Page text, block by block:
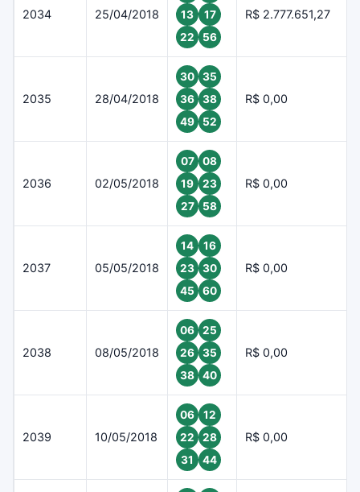
2034 25/04/2018
13
17
22
56
R$ 2.777.651,27
2035 28/04/2018
30
35
36
38
49
52
R$ 0,00
2036 02/05/2018
07
08
19
23
27
58
R$ 0,00
2037 05/05/2018
14
16
23
30
45
60
R$ 0,00
2038 08/05/2018
06
25
26
35
38
40
R$ 0,00
2039 10/05/2018
06
12
22
28
31
44
R$ 0,00